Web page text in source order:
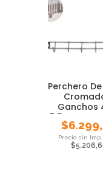
Perchero
Ganchos
5.5cm
$
$